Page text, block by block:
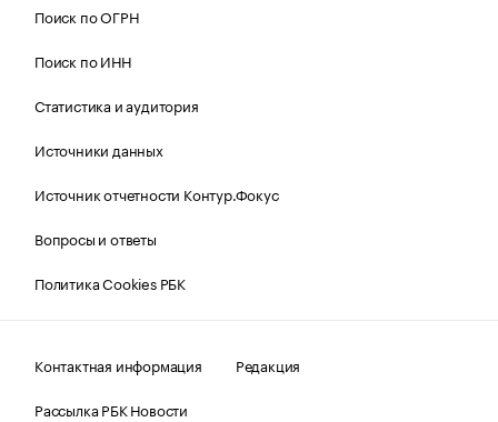
Поиск по ОГРН
Поиск по ИНН
Статистика и аудитория
Источники данных
Источник отчетности Контур.Фокус
Вопросы и ответы
Политика Cookies РБК
Контактная информация
Редакция
Рассылка РБК Новости